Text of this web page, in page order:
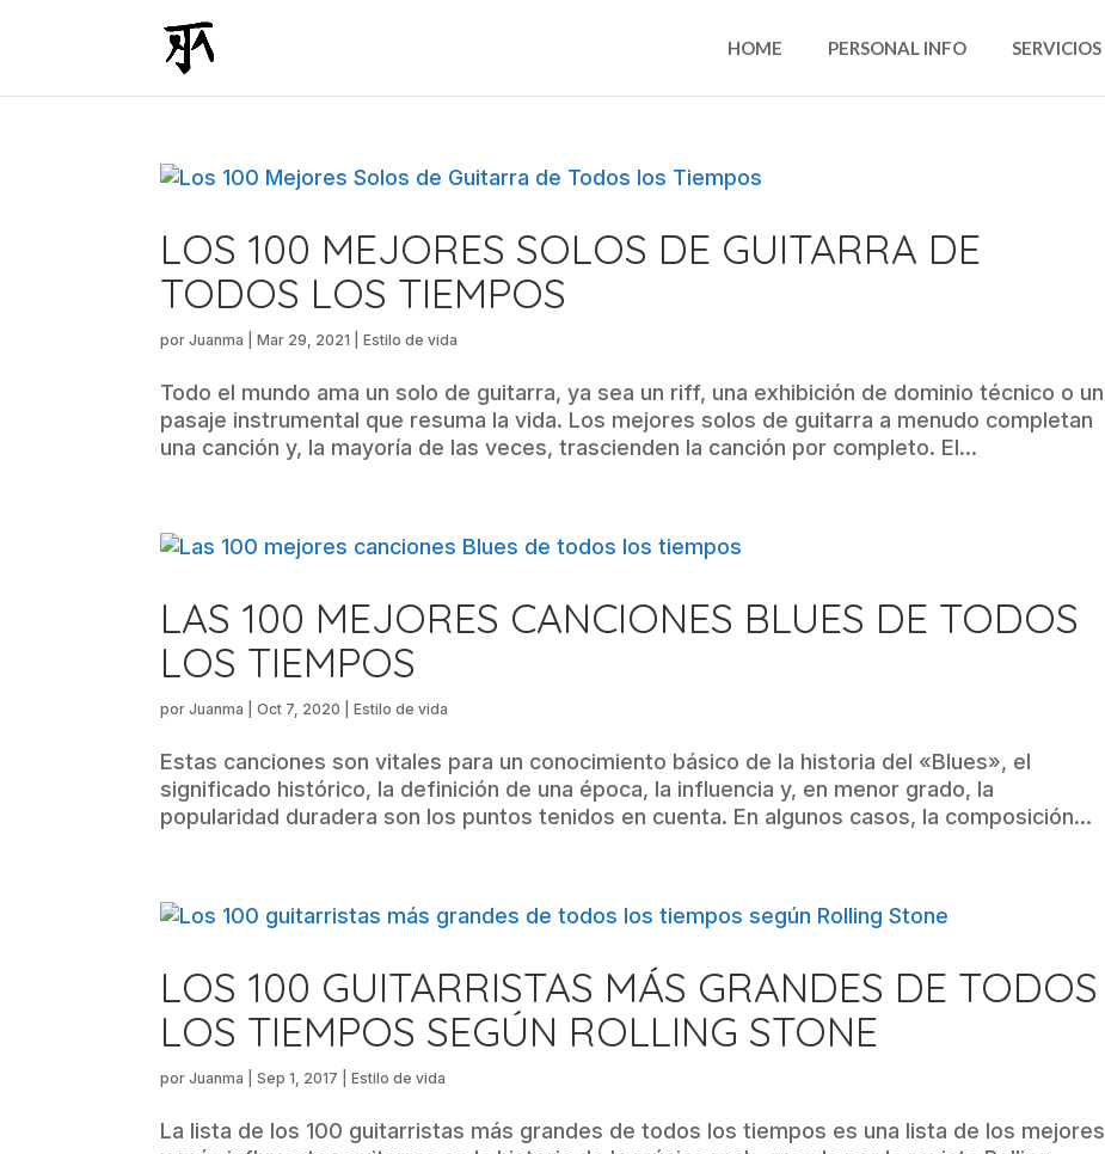
HOME PERSONAL INFO SERVICIOS
LOS 100 MEJORES SOLOS DE GUITARRA DE
TODOS LOS TIEMPOS
porJuanma |Mar 29, 2021 |Estilo de vida
Todo el mundo ama un solo de guitarra, ya sea un riff, una exhibición de dominio técnico o un
pasaje instrumental que resuma la vida. Los mejores solos de guitarra a menudo completan
una canción y, la mayoría de las veces, trascienden la canción por completo. El...
LAS 100 MEJORES CANCIONES BLUES DE TODOS
LOS TIEMPOS
porJuanma |Oct 7, 2020 |Estilo de vida
Estas canciones son vitales para un conocimiento básico de la historia del «Blues», el
significado histórico, la definición de una época, la influencia y, en menor grado, la
popularidad duradera son los puntos tenidos en cuenta. En algunos casos, la composición...
LOS 100 GUITARRISTAS MÁS GRANDES DE TODOS
LOS TIEMPOS SEGÚN ROLLING STONE
porJuanma |Sep 1, 2017 |Estilo de vida
La lista de los 100 guitarristas más grandes de todos los tiempos es una lista de los mejores